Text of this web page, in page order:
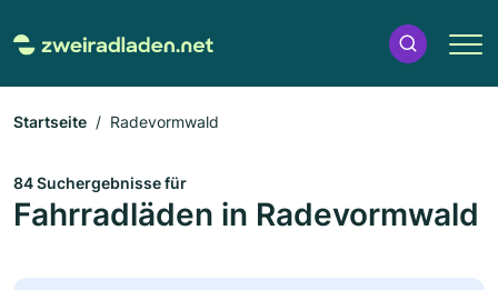
Startseite Radevormwald
84 Suchergebnisse für
Fahrradläden in Radevormwald